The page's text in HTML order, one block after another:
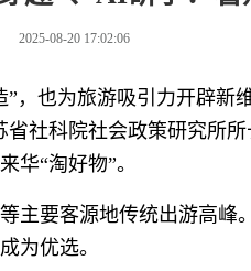
2025-08-20 17:02:06
”，也为旅游吸引力开辟新
省社科院社会政策研究所
华“淘好物”。
主要客源地传统出游高峰
为优选。